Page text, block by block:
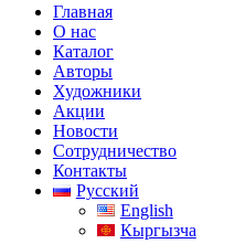
Close
Menu
Главная
О нас
Каталог
Авторы
Художники
Акции
Новости
Сотрудничество
Контакты
Русский
English
Кыргызча